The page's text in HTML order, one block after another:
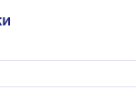
В1, В2, С, Р,
рекомендовано к
веществ; при